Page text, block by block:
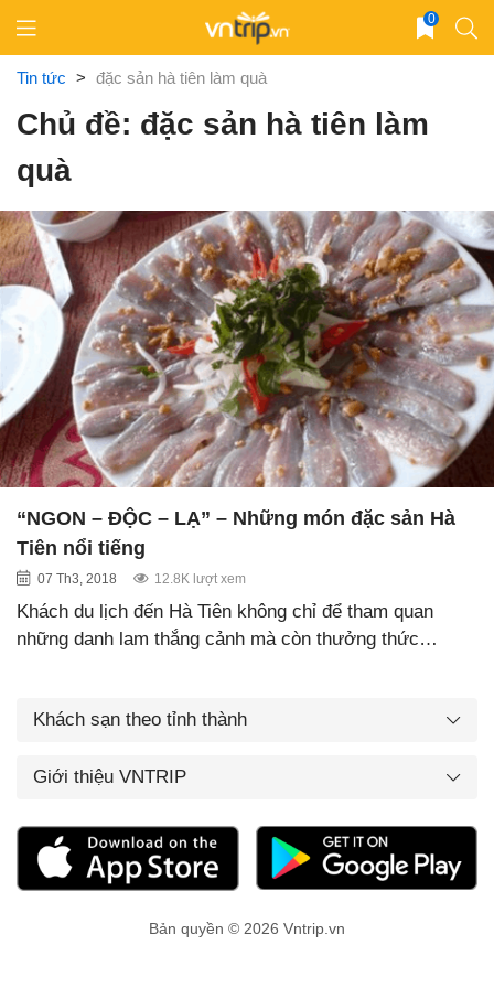
content
0
Tin tức > đặc sản hà tiên làm quà
Chủ đề: đặc sản hà tiên làm
quà
“NGON – ĐỘC – LẠ” – Những món đặc sản Hà
Tiên nổi tiếng
07 Th3, 2018 12.8K lượt xem
Khách du lịch đến Hà Tiên không chỉ để tham quan
những danh lam thắng cảnh mà còn thưởng thức…
Khách sạn theo tỉnh thành
Giới thiệu VNTRIP
Bản quyền © 2026 Vntrip.vn